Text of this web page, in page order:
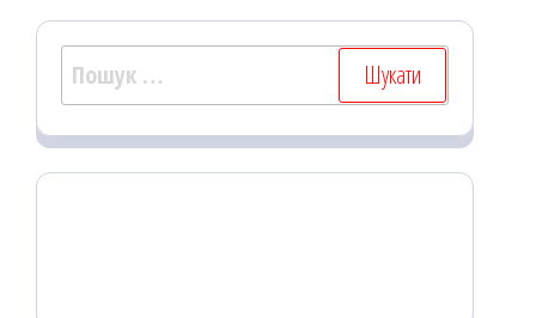
Пошук: